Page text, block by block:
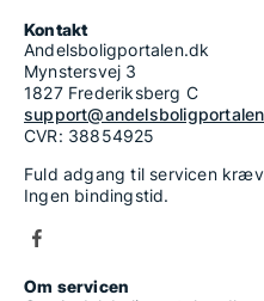
Kontakt
Andelsboligportalen.dk
Mynstersvej 3
1827 Frederiksberg C
CVR: 38854925
Fuld adgang til servicen
Ingen bindingstid.
Om servicen